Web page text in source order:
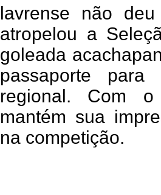
lavrense não
atropelou a
goleada
passaporte
regional. Com
mantém sua
na competição.